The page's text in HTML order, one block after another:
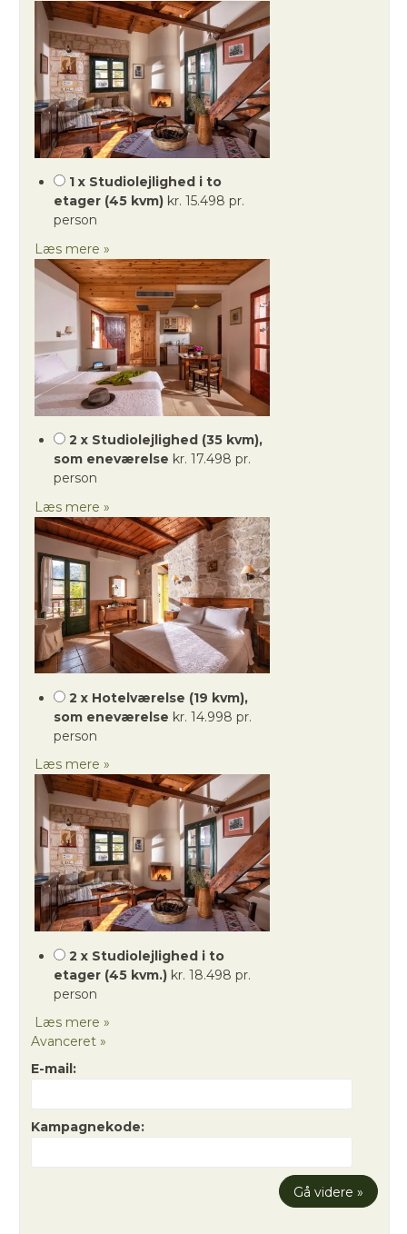
1 x Studiolejlighed i to
etager (45 kvm) kr. 15.498 pr.
person
Læs mere »
2 x Studiolejlighed (35 kvm),
som eneværelse kr. 17.498 pr.
person
Læs mere »
2 x Hotelværelse (19 kvm),
som eneværelse kr. 14.998 pr.
person
Læs mere »
2 x Studiolejlighed i to
etager (45 kvm.) kr. 18.498 pr.
person
Læs mere »
Avanceret »
E-mail:
Kampagnekode: